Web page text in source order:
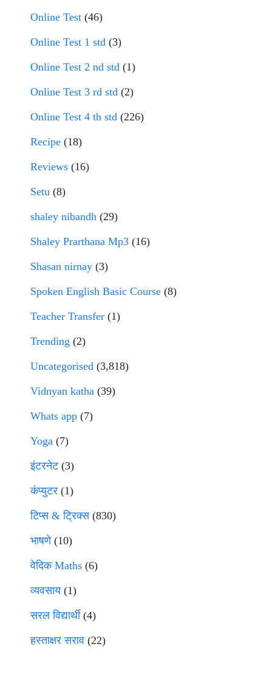
Online Test (46)
Online Test 1 std (3)
Online Test 2 nd std (1)
Online Test 3 rd std (2)
Online Test 4 th std (226)
Recipe (18)
Reviews (16)
Setu (8)
shaley nibandh (29)
Shaley Prarthana Mp3 (16)
Shasan nirnay (3)
Spoken English Basic Course (8)
Teacher Transfer (1)
Trending (2)
Uncategorised (3,818)
Vidnyan katha (39)
Whats app (7)
Yoga (7)
इंटरनेट(3)
कंप्युटर (1)
टिप्स & ट्रिक्स(830)
भाषणे(10)
वेदिक Maths (6)
व्यवसाय(1)
सरल विद्यार्थी(4)
हस्ताक्षर सराव (22)